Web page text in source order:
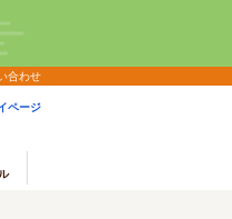
合わせ
ページ